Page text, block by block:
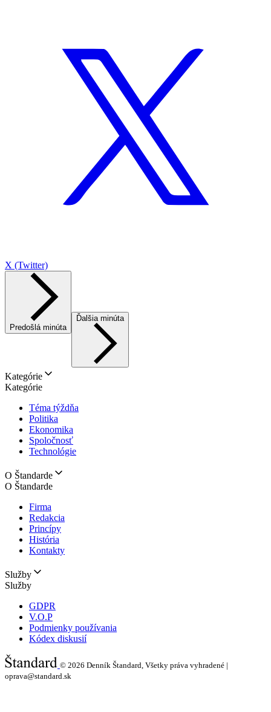
X (Twitter)
Predošlá minúta
Ďalšia minúta
Kategórie
Kategórie
Téma týždňa
Politika
Ekonomika
Spoločnosť
Technológie
O Štandarde
O Štandarde
Firma
Redakcia
Princípy
História
Kontakty
Služby
Služby
GDPR
V.O.P
Podmienky používania
Kódex diskusií
© 2026 Denník Štandard, Všetky práva vyhradené |
oprava@standard.sk